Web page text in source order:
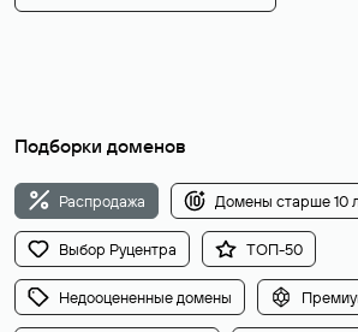
Подборки доменов
Распродажа Домены старше 10
Выбор Руцентра ТОП-50
Недооцененные домены